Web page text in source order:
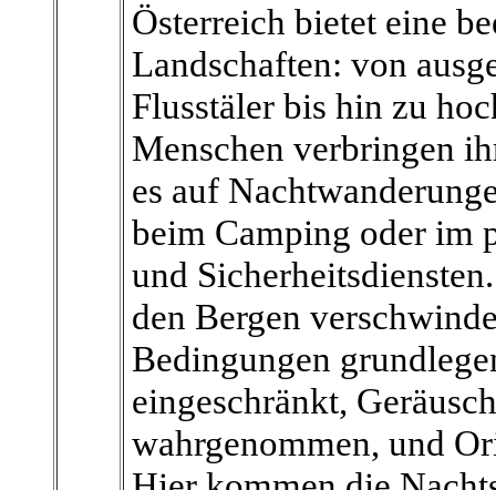
Österreich bietet eine
Landschaften: von
Flusstäler bis hin zu
Menschen verbringen
es auf
beim Camping oder im
und
den Bergen
Bedingungen
eingeschränkt,
wahrgenommen, und